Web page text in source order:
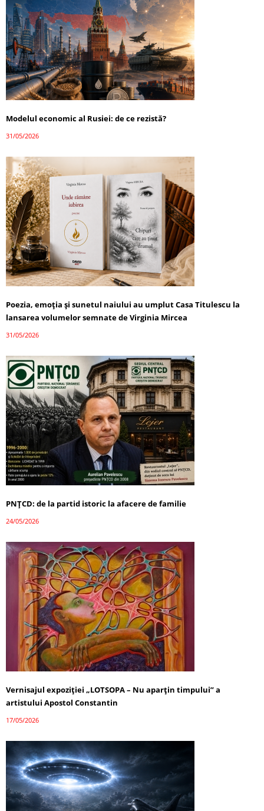
Modelul economic al Rusiei: de ce rezistă?
31/05/2026
Poezia, emoția și sunetul naiului au umplut Casa Titulescu la
lansarea volumelor semnate de Virginia Mircea
31/05/2026
PNȚCD: de la partid istoric la afacere de familie
24/05/2026
Vernisajul expoziției „LOTSOPA – Nu aparțin timpului” a
artistului Apostol Constantin
17/05/2026